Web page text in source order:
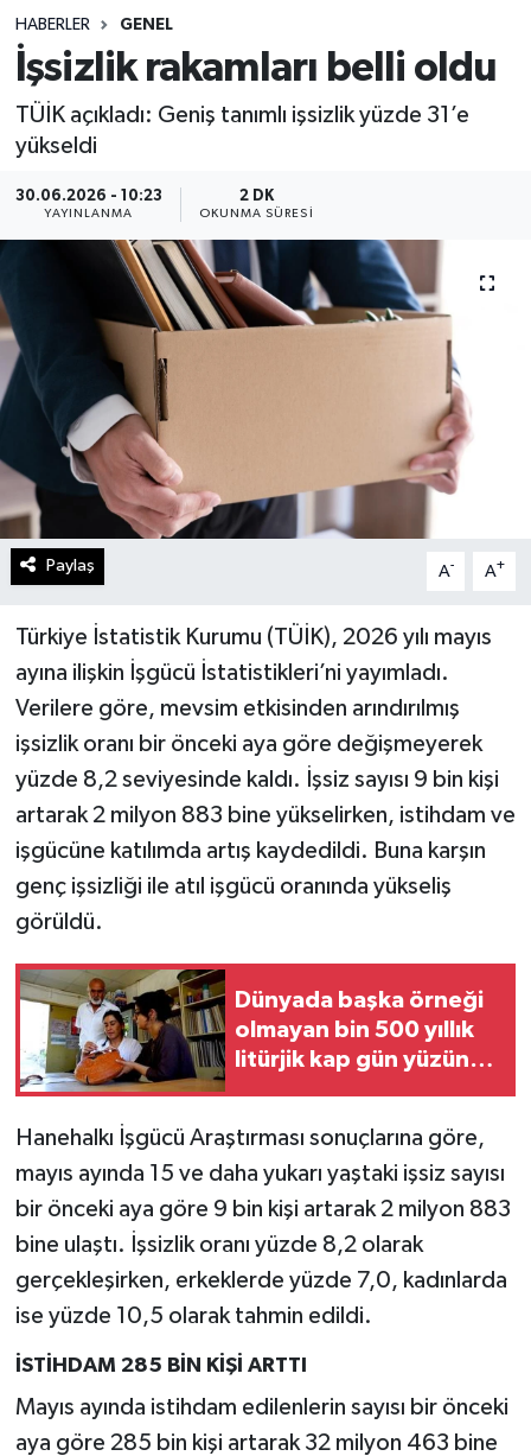
HABERLER GENEL
İşsizlik rakamları belli oldu
TÜİK açıkladı: Geniş tanımlı işsizlik yüzde 31’e
yükseldi
30.06.2026 - 10:23
YAYINLANMA
2 DK
OKUNMA SÜRESI
Paylaş A- A+
Türkiye İstatistik Kurumu (TÜİK), 2026 yılı mayıs
ayına ilişkin İşgücü İstatistikleri’ni yayımladı.
Verilere göre, mevsim etkisinden arındırılmış
işsizlik oranı bir önceki aya göre değişmeyerek
yüzde 8,2 seviyesinde kaldı. İşsiz sayısı 9 bin kişi
artarak 2 milyon 883 bine yükselirken, istihdam ve
işgücüne katılımda artış kaydedildi. Buna karşın
genç işsizliği ile atıl işgücü oranında yükseliş
görüldü.
Dünyada başka örneği
olmayan bin 500 yıllık
litürjik kap gün yüzüne
Hanehalkı İşgücü Araştırması sonuçlarına göre,
mayıs ayında 15 ve daha yukarı yaştaki işsiz sayısı
bir önceki aya göre 9 bin kişi artarak 2 milyon 883
bine ulaştı. İşsizlik oranı yüzde 8,2 olarak
gerçekleşirken, erkeklerde yüzde 7,0, kadınlarda
ise yüzde 10,5 olarak tahmin edildi.
İSTİHDAM 285 BİN KİŞİ ARTTI
Mayıs ayında istihdam edilenlerin sayısı bir önceki
aya göre 285 bin kişi artarak 32 milyon 463 bine
Spor
Yaşam